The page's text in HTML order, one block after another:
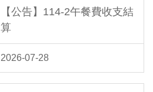
【公告】114-2午餐費收支結
算
2026-07-28